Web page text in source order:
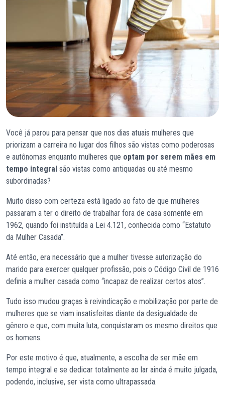
Você já parou para pensar que nos dias atuais mulheres que
priorizam a carreira no lugar dos filhos são vistas como poderosas
e autônomas enquanto mulheres que optam por serem mães em
tempo integral são vistas como antiquadas ou até mesmo
subordinadas?
Muito disso com certeza está ligado ao fato de que mulheres
passaram a ter o direito de trabalhar fora de casa somente em
1962, quando foi instituída a Lei 4.121, conhecida como “Estatuto
da Mulher Casada”.
Até então, era necessário que a mulher tivesse autorização do
marido para exercer qualquer profissão, pois o Código Civil de 1916
definia a mulher casada como “incapaz de realizar certos atos”.
Tudo isso mudou graças à reivindicação e mobilização por parte de
mulheres que se viam insatisfeitas diante da desigualdade de
gênero e que, com muita luta, conquistaram os mesmo direitos que
os homens.
Por este motivo é que, atualmente, a escolha de ser mãe em
tempo integral e se dedicar totalmente ao lar ainda é muito julgada,
podendo, inclusive, ser vista como ultrapassada.